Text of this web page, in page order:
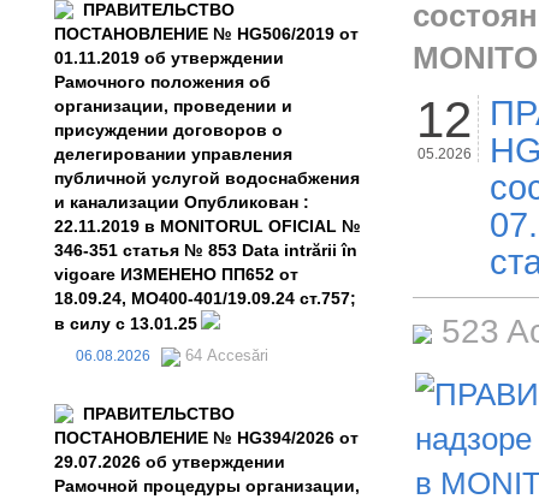
ПРАВИТЕЛЬСТВО
ПОСТАНОВЛЕНИЕ № HG506/2019 от
01.11.2019 об утверждении
Рамочного положения об
организации, проведении и
присуждении договоров о
делегировании управления
публичной услугой водоснабжения
и канализации Опубликован :
22.11.2019 в MONITORUL OFICIAL №
346-351 статья № 853 Data intrării în
vigoare ИЗМЕНЕНО ПП652 от
18.09.24, MO400-401/19.09.24 ст.757;
в силу с 13.01.25
06.08.2026 64 Accesări
ПРАВИТЕЛЬСТВО
ПОСТАНОВЛЕНИЕ № HG394/2026 от
29.07.2026 об утверждении
Рамочной процедуры организации,
12
05.2026
523